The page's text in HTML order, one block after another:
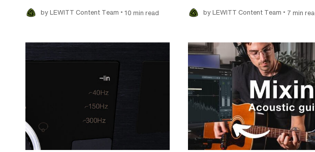
by LEWITT Content Team • 10 min read by LEWITT Content Team • 7 min